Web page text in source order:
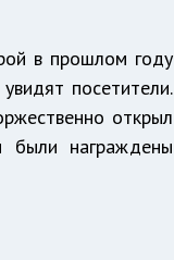
в прошлом году
посетители.
открыл
были награждены